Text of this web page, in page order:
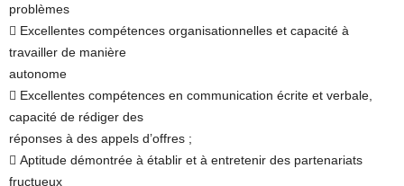
problèmes
 Excellentes compétences organisationnelles et capacité à
travailler de manière
autonome
 Excellentes compétences en communication écrite et verbale,
capacité de rédiger des
réponses à des appels d’offres ;
 Aptitude démontrée à établir et à entretenir des partenariats
fructueux